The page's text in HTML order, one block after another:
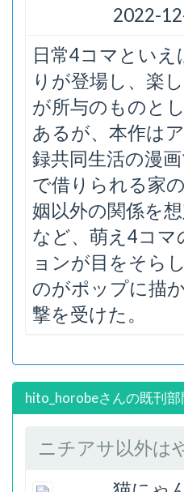
2022-
日常4コマとい
りが登場し、楽
が所与のものと
あるが、本作は
録共同生活の漫
で借りられる家
姻以外の関係を
など、萌え4コ
ョンが目をそら
のがポップに描
撃を受けた。
hito_horobeさんの既刊
ニチアサ以外は